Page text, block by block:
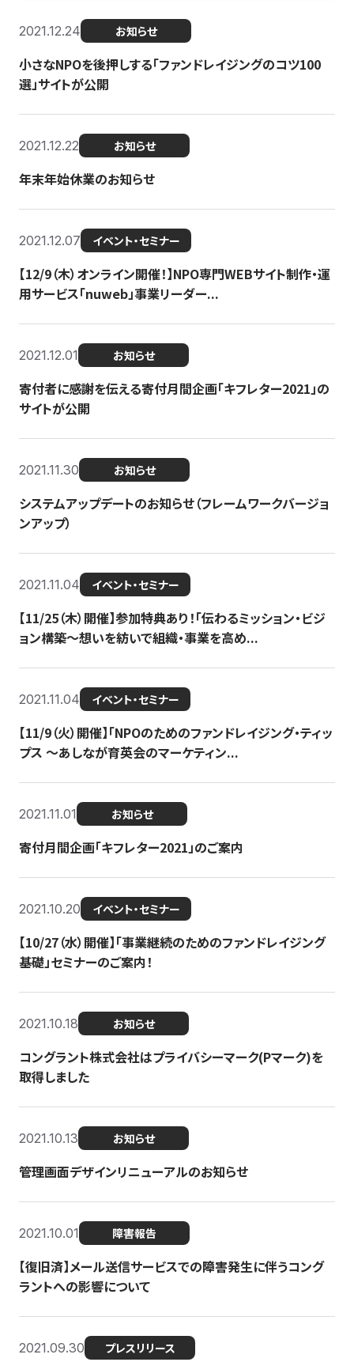
2021.12.24 お知らせ
小さなNPOを後押しする「ファンドレイジングのコツ100
選」サイトが公開
2021.12.22 お知らせ
年末年始休業のお知らせ
2021.12.07 イベント・セミナー
【12/9（木）オンライン開催！】NPO専門WEBサイト制作・運
用サービス「nuweb」事業リーダー...
2021.12.01 お知らせ
寄付者に感謝を伝える寄付月間企画「キフレター2021」の
サイトが公開
2021.11.30 お知らせ
システムアップデートのお知らせ（フレームワークバージョ
ンアップ）
2021.11.04 イベント・セミナー
【11/25（木）開催】参加特典あり！「伝わるミッション・ビジ
ョン構築〜想いを紡いで組織・事業を高め...
2021.11.04 イベント・セミナー
【11/9（火）開催】「NPOのためのファンドレイジング・ティッ
プス 〜あしなが育英会のマーケティン...
2021.11.01 お知らせ
寄付月間企画「キフレター2021」のご案内
2021.10.20 イベント・セミナー
【10/27（水）開催】「事業継続のためのファンドレイジング
基礎」セミナーのご案内！
2021.10.18 お知らせ
コングラント株式会社はプライバシーマーク(Pマーク)を
取得しました
2021.10.13 お知らせ
管理画面デザインリニューアルのお知らせ
2021.10.01 障害報告
【復旧済】メール送信サービスでの障害発生に伴うコング
ラントへの影響について
2021.09.30 プレスリリース